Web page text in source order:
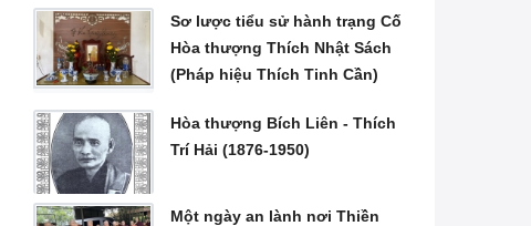
Sơ lược tiểu sử hành trạng Cố
Hòa thượng Thích Nhật Sách
(Pháp hiệu Thích Tinh Cần)
Hòa thượng Bích Liên - Thích
Trí Hải (1876-1950)
Một ngày an lành nơi Thiền